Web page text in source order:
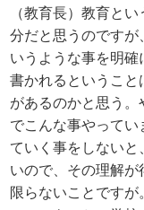
（教育長）教育と
分だと思うのですが
いうような事を明確
書かれるということ
があるのかと思う
でこんな事やってい
ていく事をしないと
いので、その理解が
限らないことですが